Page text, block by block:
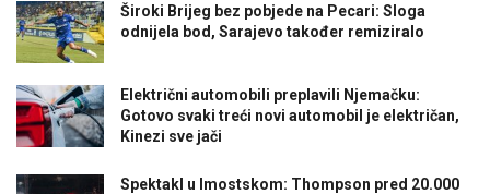
Široki Brijeg bez pobjede na Pecari: Sloga
odnijela bod, Sarajevo također remiziralo
Električni automobili preplavili Njemačku:
Gotovo svaki treći novi automobil je električan,
Kinezi sve jači
Spektakl u Imostskom: Thompson pred 20.000